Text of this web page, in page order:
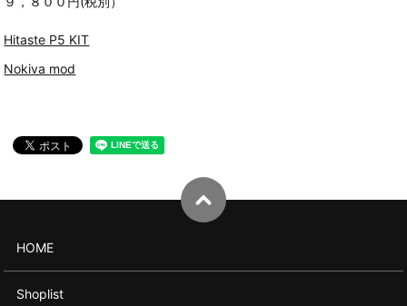
Hitaste P5 KIT
Nokiva mod
HOME
Shoplist